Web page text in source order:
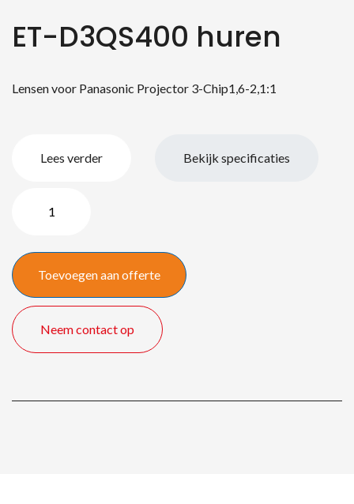
ET-D3QS400 huren
Lensen voor Panasonic Projector 3-Chip1,6-2,1:1
Lees verder Bekijk specificaties
D3QS400
Toevoegen aan offerte
Neem contact op